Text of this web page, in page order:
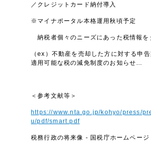
／クレジットカード納付導入
※マイナポータル本格運用秋頃予定
納税者個々のニーズにあった税情報を
（ex）不動産を売却した方に対する申
適用可能な税の減免制度のお知らせ…
＜参考文献等＞
https://www.nta.go.jp/kohyo/press/
u/pdf/smart.pdf
税務行政の将来像 - 国税庁ホームページ